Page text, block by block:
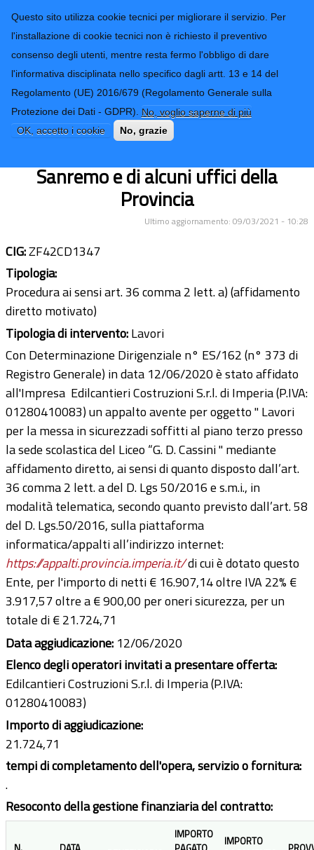
Questo sito utilizza cookie tecnici per migliorare il servizio. Per
l'installazione di cookie tecnici non è richiesto il preventivo
consenso degli utenti, mentre resta fermo l'obbligo di dare
l'informativa disciplinata nello specifico dagli artt. 13 e 14 del
Regolamento (UE) 2016/679 (Regolamento Generale sulla
Protezione dei Dati - GDPR). No, voglio saperne di più
OK, accetto i cookie
No, grazie
Provincia di
Imperia
CONTATTI-URP
TRASPARENZA
Form di ricerca
Lavori per la messa in sicurezza di
soffitti al piano terzo presso la sede
Sanremo e di alcuni uffici della
Provincia
Ultimo aggiornamento: 09/03/2021 - 10:28
CIG:ZF42CD1347
Tipologia:
Procedura ai sensi art. 36 comma 2 lett. a) (affidamento
diretto motivato)
Tipologia di intervento:Lavori
Con Determinazione Dirigenziale n° ES/162 (n° 373 di
Registro Generale) in data 12/06/2020 è stato affidato
all'Impresa Edilcantieri Costruzioni S.r.l. di Imperia (P.IVA:
01280410083) un appalto avente per oggetto " Lavori
per la messa in sicurezzadi soffitti al piano terzo presso
la sede scolastica del Liceo “G. D. Cassini " mediante
affidamento diretto, ai sensi di quanto disposto dall’art.
36 comma 2 lett. a del D. Lgs 50/2016 e s.m.i., in
modalità telematica, secondo quanto previsto dall’art. 58
del D. Lgs.50/2016, sulla piattaforma
informatica/appalti all’indirizzo internet:
https://appalti.provincia.imperia.it/di cui è dotato questo
Ente, per l'importo di netti € 16.907,14 oltre IVA 22% €
3.917,57 oltre a € 900,00 per oneri sicurezza, per un
totale di € 21.724,71
Data aggiudicazione: 12/06/2020
Elenco degli operatori invitati a presentare offerta:
Edilcantieri Costruzioni S.r.l. di Imperia (P.IVA:
01280410083)
Importo di aggiudicazione:
21.724,71
tempi di completamento dell'opera, servizio o fornitura:
.
Resoconto della gestione finanziaria del contratto:
IMPORTO
IMPORTO